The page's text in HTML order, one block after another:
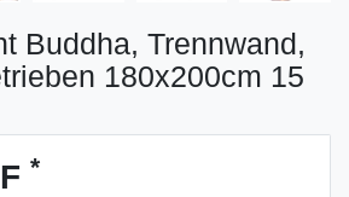
Buddha, Trennwand,
180x200cm 15
*